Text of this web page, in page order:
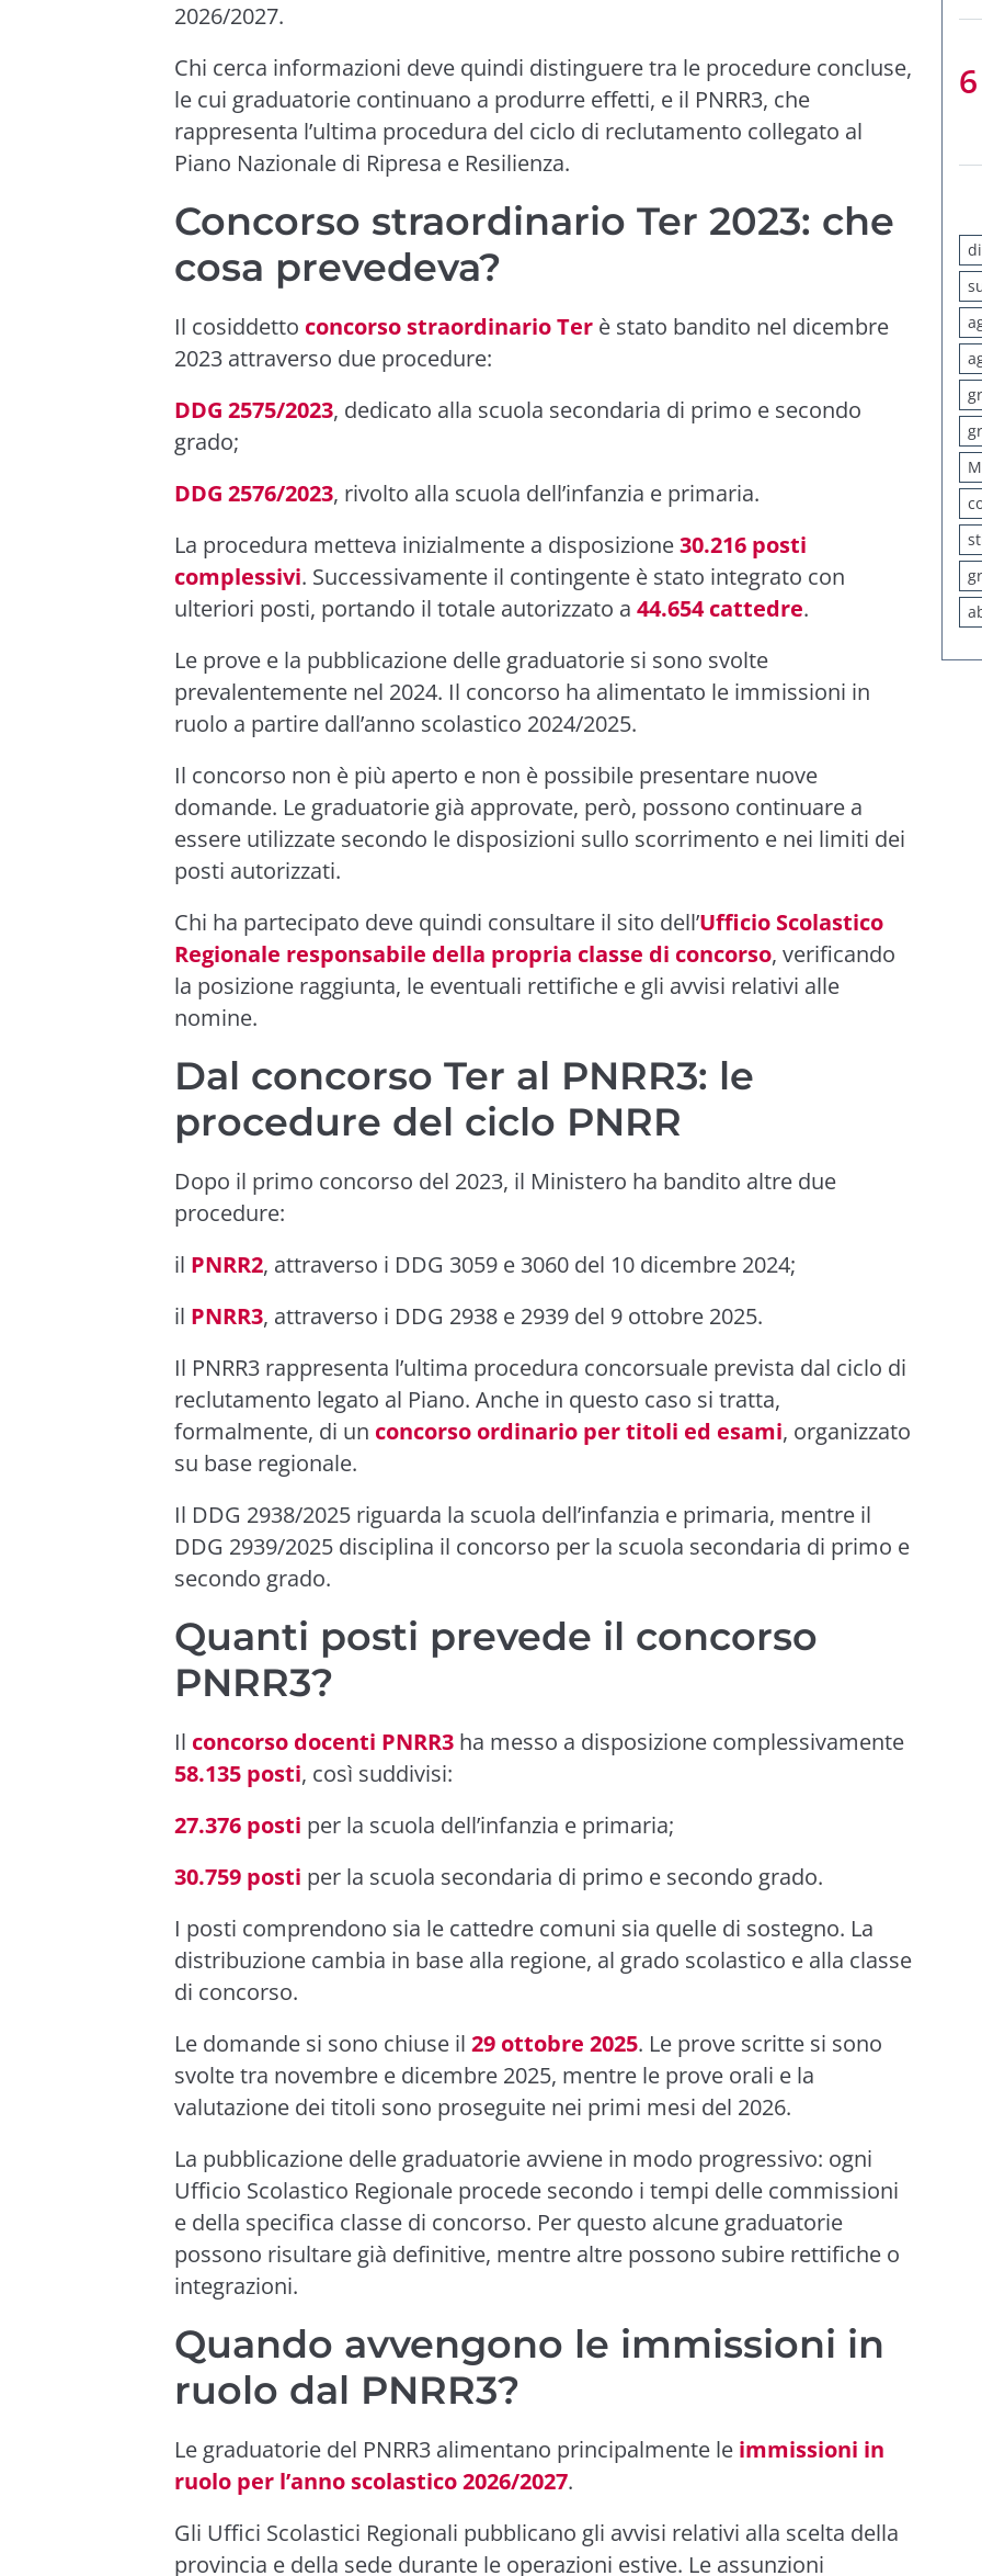
2026/2027.
Chi cerca informazioni deve quindi distinguere tra le procedure concluse,
le cui graduatorie continuano a produrre effetti, e il PNRR3, che
rappresenta l’ultima procedura del ciclo di reclutamento collegato al
Piano Nazionale di Ripresa e Resilienza.
Concorso straordinario Ter 2023: che
cosa prevedeva?
Il cosiddetto concorso straordinario Ter è stato bandito nel dicembre
2023 attraverso due procedure:
DDG 2575/2023, dedicato alla scuola secondaria di primo e secondo
grado;
DDG 2576/2023, rivolto alla scuola dell’infanzia e primaria.
La procedura metteva inizialmente a disposizione30.216 posti
complessivi. Successivamente il contingente è stato integrato con
ulteriori posti, portando il totale autorizzato a 44.654 cattedre.
Le prove e la pubblicazione delle graduatorie si sono svolte
prevalentemente nel 2024. Il concorso ha alimentato le immissioni in
ruolo a partire dall’anno scolastico 2024/2025.
Il concorso non è più aperto e non è possibile presentare nuove
domande. Le graduatorie già approvate, però, possono continuare a
essere utilizzate secondo le disposizioni sullo scorrimento e nei limiti dei
posti autorizzati.
Chi ha partecipato deve quindi consultare il sito dell’Ufficio Scolastico
Regionale responsabile della propria classe di concorso, verificando
la posizione raggiunta, le eventuali rettifiche e gli avvisi relativi alle
nomine.
Dal concorso Ter al PNRR3: le
procedure del ciclo PNRR
Dopo il primo concorso del 2023, il Ministero ha bandito altre due
procedure:
il PNRR2, attraverso i DDG 3059 e 3060 del 10 dicembre 2024;
il PNRR3, attraverso i DDG 2938 e 2939 del 9 ottobre 2025.
Il PNRR3 rappresenta l’ultima procedura concorsuale prevista dal ciclo di
reclutamento legato al Piano. Anche in questo caso si tratta,
formalmente, di un concorso ordinario per titoli ed esami, organizzato
su base regionale.
Il DDG 2938/2025 riguarda la scuola dell’infanzia e primaria, mentre il
DDG 2939/2025 disciplina il concorso per la scuola secondaria di primo e
secondo grado.
Quanti posti prevede il concorso
PNRR3?
Il concorso docenti PNRR3 ha messo a disposizione complessivamente
58.135 posti, così suddivisi:
27.376 posti per la scuola dell’infanzia e primaria;
30.759 posti per la scuola secondaria di primo e secondo grado.
I posti comprendono sia le cattedre comuni sia quelle di sostegno. La
distribuzione cambia in base alla regione, al grado scolastico e alla classe
di concorso.
Le domande si sono chiuse il 29 ottobre 2025. Le prove scritte si sono
svolte tra novembre e dicembre 2025, mentre le prove orali e la
valutazione dei titoli sono proseguite nei primi mesi del 2026.
La pubblicazione delle graduatorie avviene in modo progressivo: ogni
Ufficio Scolastico Regionale procede secondo i tempi delle commissioni
e della specifica classe di concorso. Per questo alcune graduatorie
possono risultare già definitive, mentre altre possono subire rettifiche o
integrazioni.
Quando avvengono le immissioni in
ruolo dal PNRR3?
Le graduatorie del PNRR3 alimentano principalmente le immissioni in
ruolo per l’anno scolastico 2026/2027.
Gli Uffici Scolastici Regionali pubblicano gli avvisi relativi alla scelta della
provincia e della sede durante le operazioni estive. Le assunzioni